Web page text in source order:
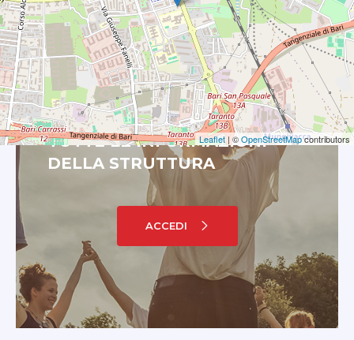
Leaflet| ©OpenStreetMapcontributors
ACCEDI PER VISUALIZZARE
TUTTE LE INFORMAZIONI
DELLA STRUTTURA
ACCEDI